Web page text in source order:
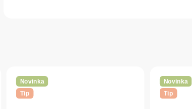
Novinka
Tip
Novinka
Tip